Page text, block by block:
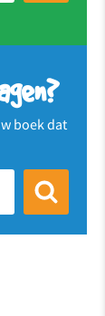
boek dat